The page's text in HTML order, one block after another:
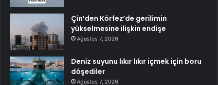
Çin’den Körfez’de gerilimin
yükselmesine ilişkin endişe
Ağustos 7, 2026
Deniz suyunu lıkır lıkır içmek için boru
döşediler
Ağustos 7, 2026